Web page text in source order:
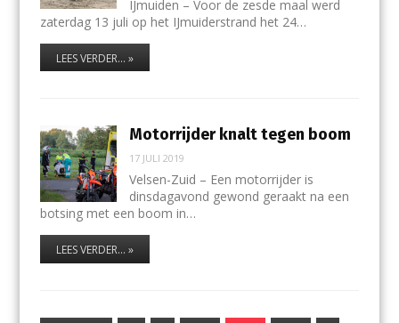
IJmuiden – Voor de zesde maal werd
zaterdag 13 juli op het IJmuiderstrand het 24…
LEES VERDER... »
Motorrijder knalt tegen boom
17 JULI 2019
Velsen-Zuid – Een motorrijder is
dinsdagavond gewond geraakt na een
botsing met een boom in…
LEES VERDER... »